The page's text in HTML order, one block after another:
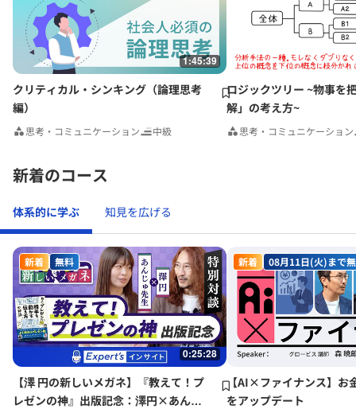
1:45:39
クリティカル・シンキング（論理思考
編）
思考・コミュニケーション 中級
ロジックツリー ~物事を
解」の考え方~
思考・コミュニケーション
新着のコース
体系的に学ぶ 知見を広げる
新着 無料
0:25:28
【澤 円の新しいメガネ】『教えて！プ
レゼンの神』出版記念：澤円×あんじ
新着 08月11日(火)まで
【AI×ファイナンス】お
をアップデート